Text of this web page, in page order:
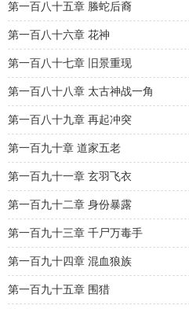
第一百八十五章 螣蛇后裔
第一百八十六章 花神
第一百八十七章 旧景重现
第一百八十八章 太古神战一角
第一百八十九章 再起冲突
第一百九十章 道家五老
第一百九十一章 玄羽飞衣
第一百九十二章 身份暴露
第一百九十三章 千尸万毒手
第一百九十四章 混血狼族
第一百九十五章 围猎